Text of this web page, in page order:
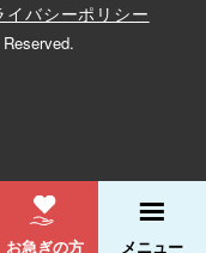
イバシーポリシー
電話をかける
お急ぎの方 メニュー